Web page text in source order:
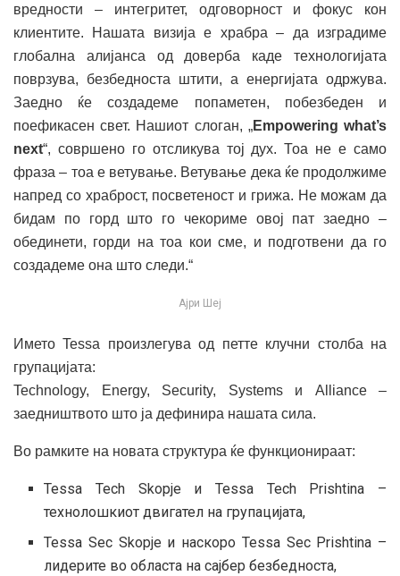
вредности – интегритет, одговорност и фокус кон
клиентите. Нашата визија е храбра – да изградиме
глобална алијанса од доверба каде технологијата
поврзува, безбедноста штити, а енергијата одржува.
Заедно ќе создадеме попаметен, побезбеден и
поефикасен свет. Нашиот слоган, „Empowering what’s
next“, совршено го отсликува тој дух. Тоа не е само
фраза – тоа е ветување. Ветување дека ќе продолжиме
напред со храброст, посветеност и грижа. Не можам да
бидам по горд што го чекориме овој пат заедно –
обединети, горди на тоа кои сме, и подготвени да го
создадеме она што следи.“
Ајри Шеј
Името Tessa произлегува од петте клучни столба на
групацијата:
Technology, Energy, Security, Systems и Alliance –
заедништвото што ја дефинира нашата сила.
Во рамките на новата структура ќе функционираат:
Tessa Tech Skopje и Tessa Tech Prishtina –
технолошкиот двигател на групацијата,
Tessa Sec Skopje и наскоро Tessa Sec Prishtina –
лидерите во областа на сајбер безбедноста,